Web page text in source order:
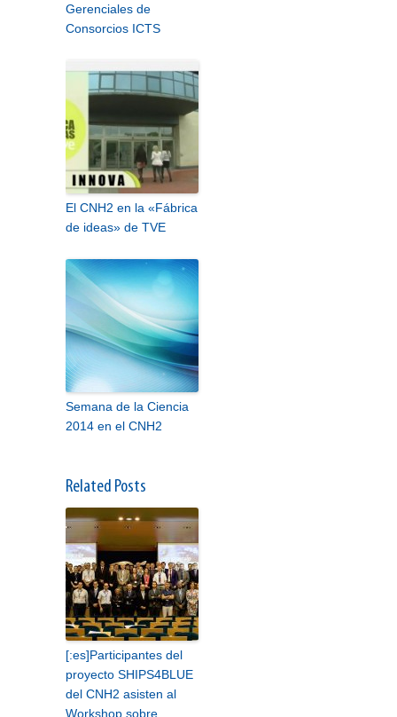
Gerenciales de
Consorcios ICTS
El CNH2 en la «Fábrica
de ideas» de TVE
Semana de la Ciencia
2014 en el CNH2
Related Posts
[:es]Participantes del
proyecto SHIPS4BLUE
del CNH2 asisten al
Workshop sobre